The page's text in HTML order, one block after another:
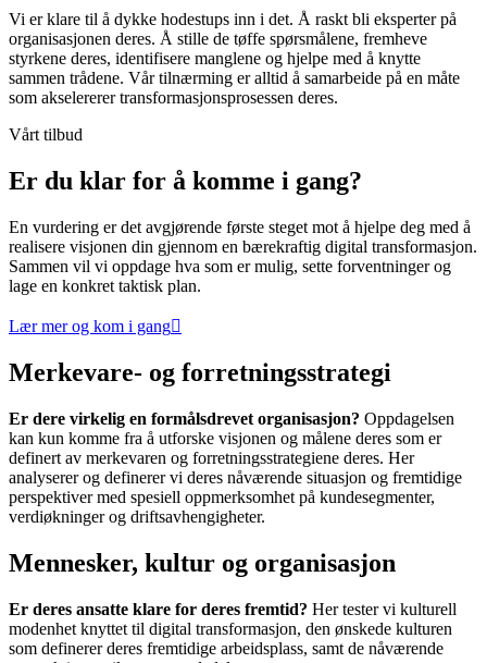
Vi er klare til å dykke hodestups inn i det. Å raskt bli eksperter på
organisasjonen deres. Å stille de tøffe spørsmålene, fremheve
styrkene deres, identifisere manglene og hjelpe med å knytte
sammen trådene. Vår tilnærming er alltid å samarbeide på en måte
som akselererer transformasjonsprosessen deres.
Vårt tilbud
Er du klar for å komme i gang?
En vurdering er det avgjørende første steget mot å hjelpe deg med å
realisere visjonen din gjennom en bærekraftig digital transformasjon.
Sammen vil vi oppdage hva som er mulig, sette forventninger og
lage en konkret taktisk plan.
Lær mer og kom i gang
Merkevare- og forretningsstrategi
Er dere virkelig en formålsdrevet organisasjon? Oppdagelsen
kan kun komme fra å utforske visjonen og målene deres som er
definert av merkevaren og forretningsstrategiene deres. Her
analyserer og definerer vi deres nåværende situasjon og fremtidige
perspektiver med spesiell oppmerksomhet på kundesegmenter,
verdiøkninger og driftsavhengigheter.
Mennesker, kultur og organisasjon
Er deres ansatte klare for deres fremtid? Her tester vi kulturell
modenhet knyttet til digital transformasjon, den ønskede kulturen
som definerer deres fremtidige arbeidsplass, samt de nåværende